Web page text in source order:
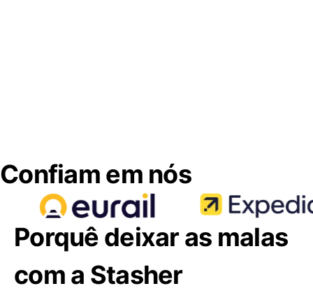
Confiam em nós
Porquê deixar as malas
com a Stasher